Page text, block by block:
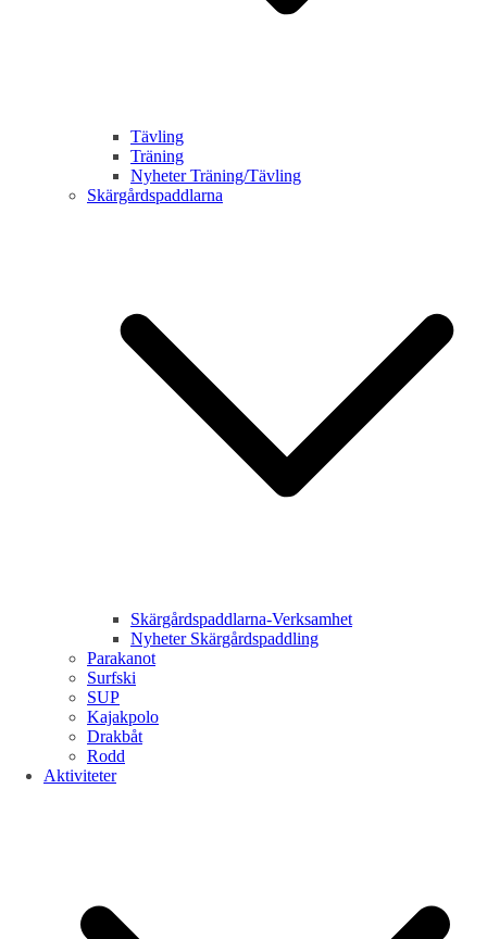
Tävling
Träning
Nyheter Träning/Tävling
Skärgårdspaddlarna
Skärgårdspaddlarna-Verksamhet
Nyheter Skärgårdspaddling
Parakanot
Surfski
SUP
Kajakpolo
Drakbåt
Rodd
Aktiviteter